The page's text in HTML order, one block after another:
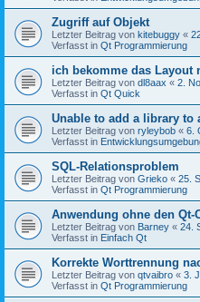
Zugriff auf Objekt
Letzter Beitrag von kitebuggy «
Verfasst in Qt Programmierung
ich bekomme das Layout
Letzter Beitrag von dl8aax « 2.
Verfasst in Qt Quick
Unable to add a library to
Letzter Beitrag von ryleybob « 6.
Verfasst in
SQL-Relationsproblem
Letzter Beitrag von Grieko « 25.
Verfasst in Qt Programmierung
Anwendung ohne den Qt-
Letzter Beitrag von Barney « 24.
Verfasst in Einfach Qt
Korrekte Worttrennung
Letzter Beitrag von qtvaibro « 3.
Verfasst in Qt Programmierung